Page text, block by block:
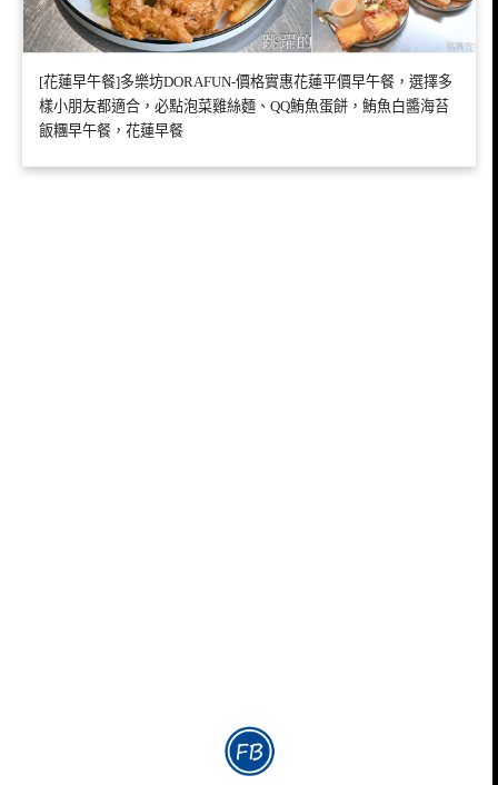
[花蓮早午餐]多樂坊DORAFUN-價格實惠花蓮平價早午餐，選擇多
樣小朋友都適合，必點泡菜雞絲麵、QQ鮪魚蛋餅，鮪魚白醬海苔
飯糰早午餐，花蓮早餐